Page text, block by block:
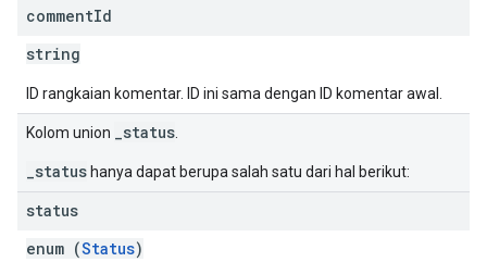
commentId
string
ID rangkaian komentar. ID ini sama dengan ID komentar awal.
Kolom union _status
_status hanya dapat berupa salah satu dari hal berikut:
status
enum (Status)